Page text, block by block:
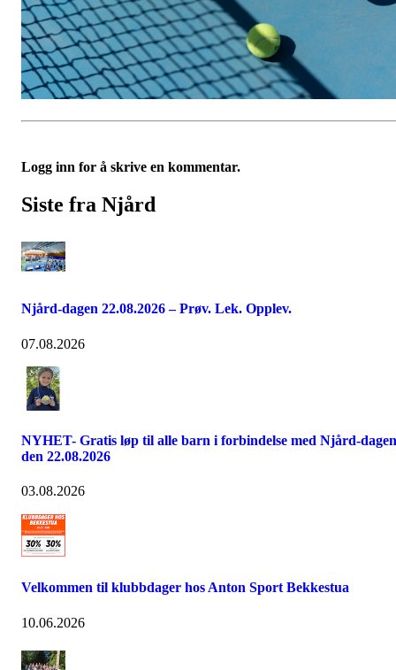
Logg inn for å skrive en kommentar.
Siste fra Njård
Njård-dagen 22.08.2026 – Prøv. Lek. Opplev.
07.08.2026
NYHET- Gratis løp til alle barn i forbindelse med Njård-dagen
den 22.08.2026
03.08.2026
Velkommen til klubbdager hos Anton Sport Bekkestua
10.06.2026